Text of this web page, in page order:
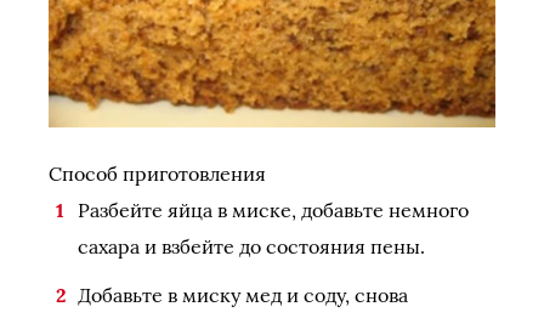
Способ приготовления
Разбейте яйца в миске, добавьте немного
сахара и взбейте до состояния пены.
Добавьте в миску мед и соду, снова